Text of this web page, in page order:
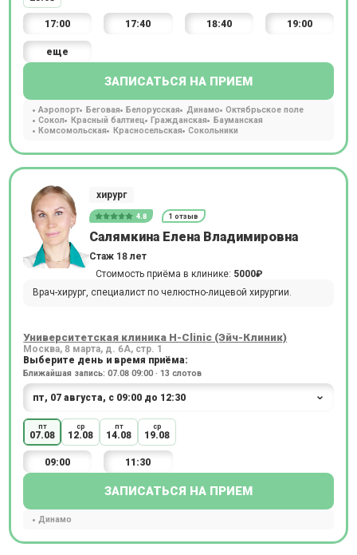
17:00 17:40 18:40 19:00
еще
ЗАПИСАТЬСЯ НА ПРИЕМ
Аэропорт Беговая Белорусская Динамо
Октябрьское поле
Сокол
Красный балтиец Гражданская
Бауманская
Комсомольская
Красносельская Сокольники
хирург
4.8 1 отзыв
Салямкина Елена Владимировна
Стаж 18 лет
Стоимость приёма в клинике: 5000₽
Врач-хирург, специалист по челюстно-лицевой хирургии.
Университетская клиника H-Clinic (Эйч-Клиник)
Москва, 8 марта, д. 6А, стр. 1
Выберите день и время приёма:
Ближайшая запись: 07.08 09:00 · 13 слотов
пт
07.08
ср
12.08
пт
14.08
ср
19.08
09:00 11:30
ЗАПИСАТЬСЯ НА ПРИЕМ
Динамо